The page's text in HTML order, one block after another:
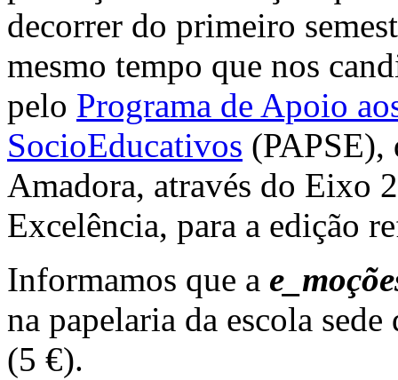
decorrer do primeiro
mesmo tempo que nos
pelo Programa de Apoio
SocioEducativos (PAPSE),
Amadora, através do Eixo
Excelência, para a edição
Informamos que a
na papelaria da escola
(5 €).